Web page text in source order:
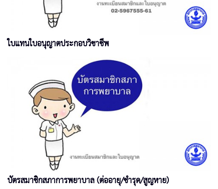
ใบแทนใบอนุญาตประกอบวิชาชีพ
บัตรสมาชิกสภาการพยาบาล (ต่ออายุ/ชำรุด/สูญหาย)